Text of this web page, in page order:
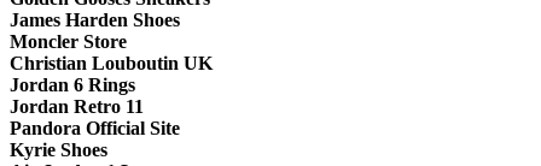
James Harden Shoes
Moncler Store
Christian Louboutin UK
Jordan 6 Rings
Jordan Retro 11
Pandora Official Site
Kyrie Shoes